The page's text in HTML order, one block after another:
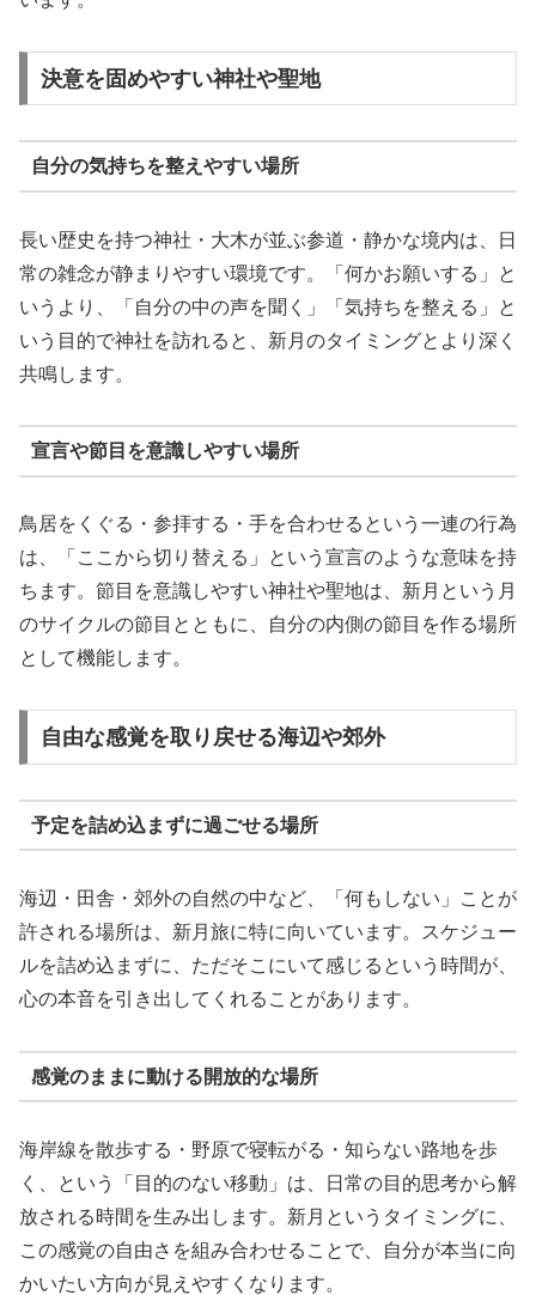
決意を固めやすい神社や聖地
自分の気持ちを整えやすい場所
長い歴史を持つ神社・大木が並ぶ参道・静かな境内は、日
常の雑念が静まりやすい環境です。「何かお願いする」と
いうより、「自分の中の声を聞く」「気持ちを整える」と
いう目的で神社を訪れると、新月のタイミングとより深く
共鳴します。
宣言や節目を意識しやすい場所
鳥居をくぐる・参拝する・手を合わせるという一連の行為
は、「ここから切り替える」という宣言のような意味を持
ちます。節目を意識しやすい神社や聖地は、新月という月
のサイクルの節目とともに、自分の内側の節目を作る場所
として機能します。
自由な感覚を取り戻せる海辺や郊外
予定を詰め込まずに過ごせる場所
海辺・田舎・郊外の自然の中など、「何もしない」ことが
許される場所は、新月旅に特に向いています。スケジュー
ルを詰め込まずに、ただそこにいて感じるという時間が、
心の本音を引き出してくれることがあります。
感覚のままに動ける開放的な場所
海岸線を散歩する・野原で寝転がる・知らない路地を歩
く、という「目的のない移動」は、日常の目的思考から解
放される時間を生み出します。新月というタイミングに、
この感覚の自由さを組み合わせることで、自分が本当に向
かいたい方向が見えやすくなります。